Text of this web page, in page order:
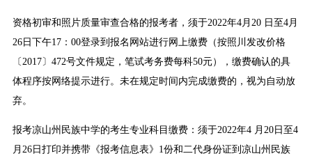
资格初审和照片质量审查合格的报考者，须于2022年4月20 日至4月
26日下午17：00登录到报名网站进行网上缴费（按照川发改价格
〔2017〕472号文件规定，笔试考务费每科50元），缴费确认的具
体程序按网络提示进行。未在规定时间内完成缴费的，视为自动放
弃。
报考凉山州民族中学的考生专业科目缴费：须于2022年4 月20日至4
月26日打印并携带《报考信息表》1份和二代身份证到凉山州民族